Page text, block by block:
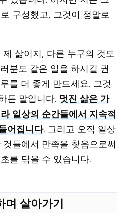
구성했고, 그것이 정말로
삶이지, 다른 누구의 것도
분도 같은 일을 하시길 권
를 더 좋게 만드세요. 그것
든 말입니다. 멋진 삶은 가
일상의 순간들에서 지속적
어집니다. 그리고 오직 일상
들에서 만족을 찾음으로써
를 닦을 수 있습니다.
며 살아가기